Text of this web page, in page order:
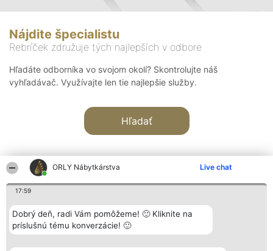
ORLY Nábytkárstva Live chat
17:59
Dobrý deň, radi Vám pomôžeme! 🙂 Kliknite na
príslušnú tému konverzácie! 🙂
Nájdite špecialistu
Rebríček združuje tých najlepších v odbore
Hľadáte odborníka vo svojom okolí? Skontrolujte náš
vyhľadávač. Využívajte len tie najlepšie služby.
Hľadať
Organizátor hodnotenia
Bright Side Solutions sp. z o.
o. sp. k.
Wrocław 50-079
Hodnotenie
Laureáti
Lista
Laureatów
Kontakt
Kontakt